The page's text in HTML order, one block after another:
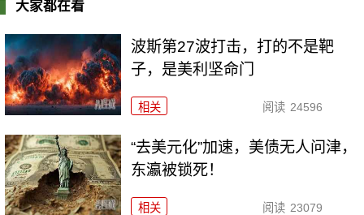
大家都在看
波斯第27波打击，打的不是靶
子，是美利坚命门
相关 阅读 24596
“去美元化”加速，美债无人问津，
东瀛被锁死！
相关 阅读 23079